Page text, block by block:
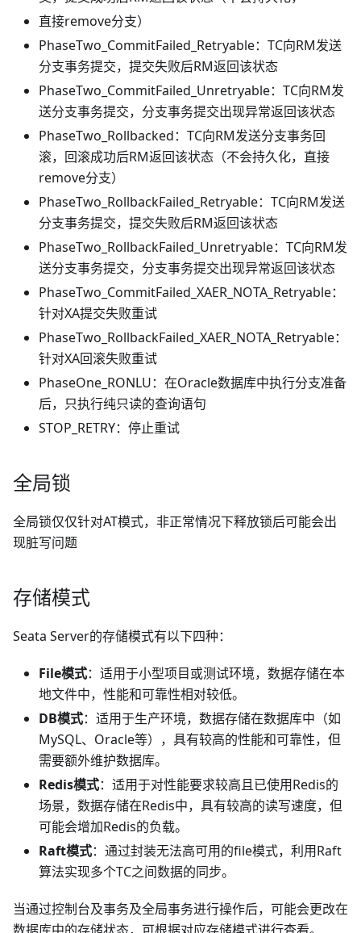
直接remove分支）
PhaseTwo_CommitFailed_Retryable：TC向RM发送
分支事务提交，提交失败后RM返回该状态
PhaseTwo_CommitFailed_Unretryable：TC向RM发
送分支事务提交，分支事务提交出现异常返回该状态
PhaseTwo_Rollbacked：TC向RM发送分支事务回
滚，回滚成功后RM返回该状态（不会持久化，直接
remove分支）
PhaseTwo_RollbackFailed_Retryable：TC向RM发送
分支事务提交，提交失败后RM返回该状态
PhaseTwo_RollbackFailed_Unretryable：TC向RM发
送分支事务提交，分支事务提交出现异常返回该状态
PhaseTwo_CommitFailed_XAER_NOTA_Retryable：
针对XA提交失败重试
PhaseTwo_RollbackFailed_XAER_NOTA_Retryable：
针对XA回滚失败重试
PhaseOne_RONLU：在Oracle数据库中执行分支准备
后，只执行纯只读的查询语句
STOP_RETRY：停止重试
全局锁
全局锁仅仅针对AT模式，非正常情况下释放锁后可能会出
现脏写问题
存储模式
Seata Server的存储模式有以下四种：
File模式：适用于小型项目或测试环境，数据存储在本
地文件中，性能和可靠性相对较低。
DB模式：适用于生产环境，数据存储在数据库中（如
MySQL、Oracle等），具有较高的性能和可靠性，但
需要额外维护数据库。
Redis模式：适用于对性能要求较高且已使用Redis的
场景，数据存储在Redis中，具有较高的读写速度，但
可能会增加Redis的负载。
Raft模式：通过封装无法高可用的file模式，利用Raft
算法实现多个TC之间数据的同步。
当通过控制台及事务及全局事务进行操作后，可能会更改在